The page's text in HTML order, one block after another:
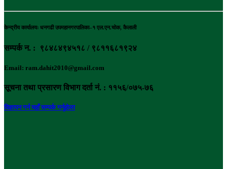
केन्द्रीय कार्यालयः धनगढी उपमहानगरपालिका–१ एल.एन.चोक, कैलाली
सम्पर्क न. : ९८४८४९४५१८ / ९८११६८१९२४
Email: ram.dahit2010@gmail.com
सूचना तथा प्रसारण विभाग दर्ता नं. : ११५६/०७५-७६
विज्ञापन गर्न यहाँ सम्पर्क गर्नुहोला